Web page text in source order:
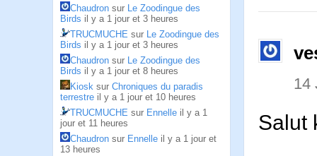
Chaudron sur Le Zoodingue des
Birds il y a 1 jour et 3 heures
TRUCMUCHE sur Le Zoodingue des
Birds il y a 1 jour et 3 heures
Chaudron sur Le Zoodingue des
Birds il y a 1 jour et 8 heures
Kiosk sur Chroniques du paradis
terrestre il y a 1 jour et 10 heures
TRUCMUCHE sur Ennelle il y a 1
jour et 11 heures
Chaudron sur Ennelle il y a 1 jour et
13 heures
14
Salut